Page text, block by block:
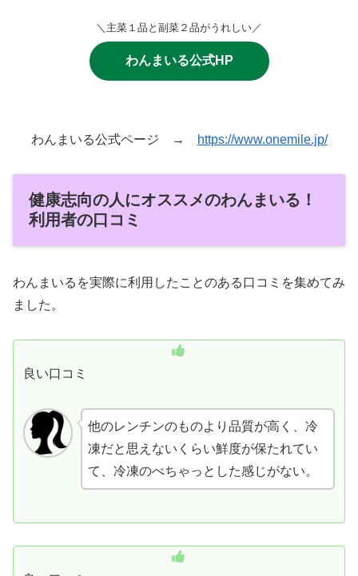
＼主菜１品と副菜２品がうれしい／
わんまいる公式HP
わんまいる公式ページ → https://www.onemile.jp/
健康志向の人にオススメのわんまいる！
利用者の口コミ
わんまいるを実際に利用したことのある口コミを集めてみ
ました。
良い口コミ
他のレンチンのものより品質が高く、冷
凍だと思えないくらい鮮度が保たれてい
て、冷凍のべちゃっとした感じがない。